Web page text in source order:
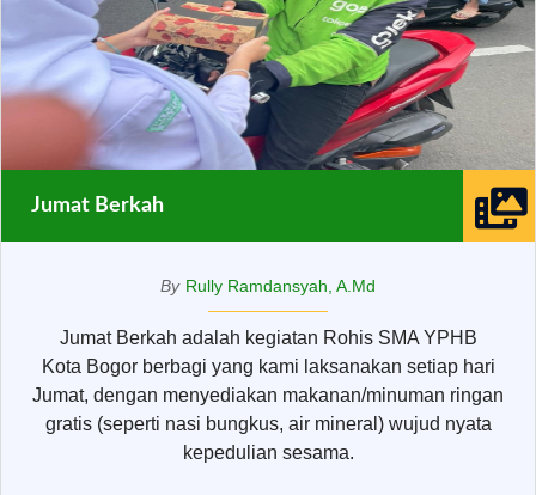
Jumat Berkah
By Rully Ramdansyah, A.Md
Jumat Berkah adalah kegiatan Rohis SMA YPHB
Kota Bogor berbagi yang kami laksanakan setiap hari
Jumat, dengan menyediakan makanan/minuman ringan
gratis (seperti nasi bungkus, air mineral) wujud nyata
kepedulian sesama.